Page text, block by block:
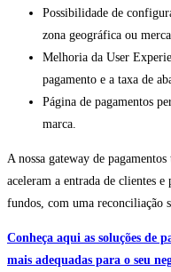
Possibilidade de
zona geográfica ou
Melhoria da User
pagamento e a taxa de
Página de pagamentos
marca.
A nossa gateway de
aceleram a entrada de clientes e
fundos, com uma reconciliação
Conheça aqui as soluções de
mais adequadas para o seu